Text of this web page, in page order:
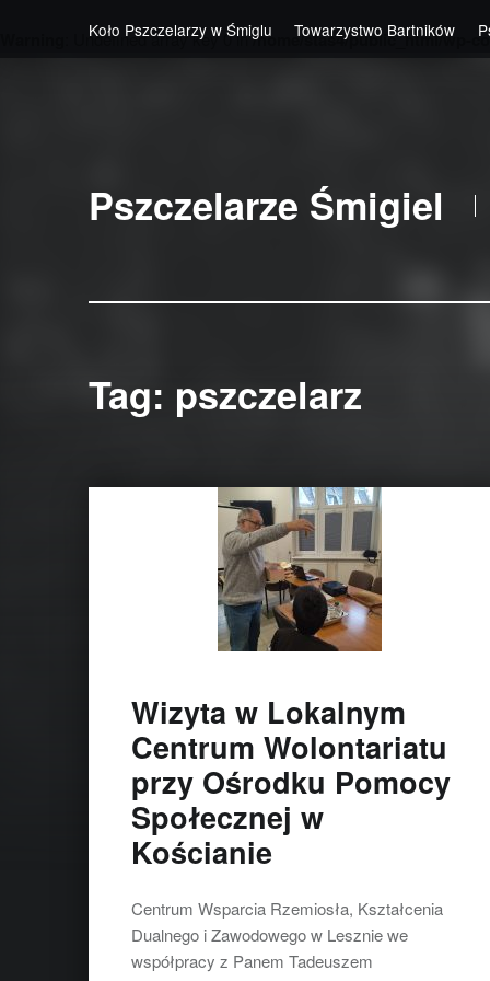
: Undefined array key 0 in/home/stas4/public_html/wp-
Koło Pszczelarzy w Śmiglu
Towarzystwo Bartników
Pszczelarze Śmigiel
Tag: pszczelarz
Wizyta w Lokalnym
Centrum Wolontariatu
przy Ośrodku Pomocy
Społecznej w
Kościanie
Centrum Wsparcia Rzemiosła, Kształcenia
Dualnego i Zawodowego w Lesznie we
współpracy z Panem Tadeuszem